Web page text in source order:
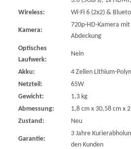
Wireless:
Wi-Fi 6 (2x2) &
Kamera:
720p-HD-Kamera
Abdeckung
Optisches
Laufwerk:
Nein
Akku:
4 Zellen Lithium-
Netzteil:
65W
Gewicht:
1,3 kg
Abmessung:
1,8 cm x 30,58 cm x
Zustand:
Neu
Garantie:
3 Jahre
den Kunden